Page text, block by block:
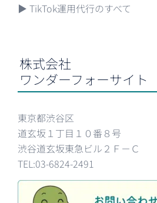
▶ TikTok運用代行のすべて
株式会社
ワンダーフォーサイト
東京都渋谷区
道玄坂１丁目１０番８号
渋谷道玄坂東急ビル２Ｆ－Ｃ
TEL:03-6824-2491